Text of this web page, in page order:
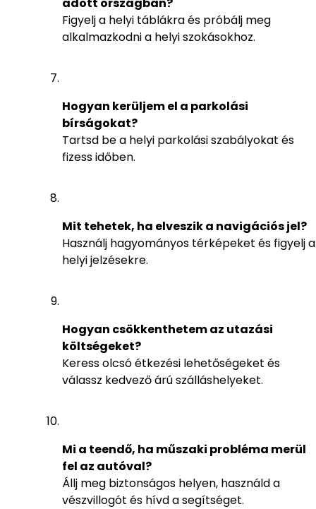
Figyelj a helyi táblákra és próbálj meg
alkalmazkodni a helyi szokásokhoz.
Hogyan kerüljem el a parkolási
bírságokat?
Tartsd be a helyi parkolási szabályokat és
fizess időben.
Mit tehetek, ha elveszik a navigációs jel?
Használj hagyományos térképeket és figyelj a
helyi jelzésekre.
Hogyan csökkenthetem az utazási
költségeket?
Keress olcsó étkezési lehetőségeket és
válassz kedvező árú szálláshelyeket.
Mi a teendő, ha műszaki probléma merül
fel az autóval?
Állj meg biztonságos helyen, használd a
vészvillogót és hívd a segítséget.